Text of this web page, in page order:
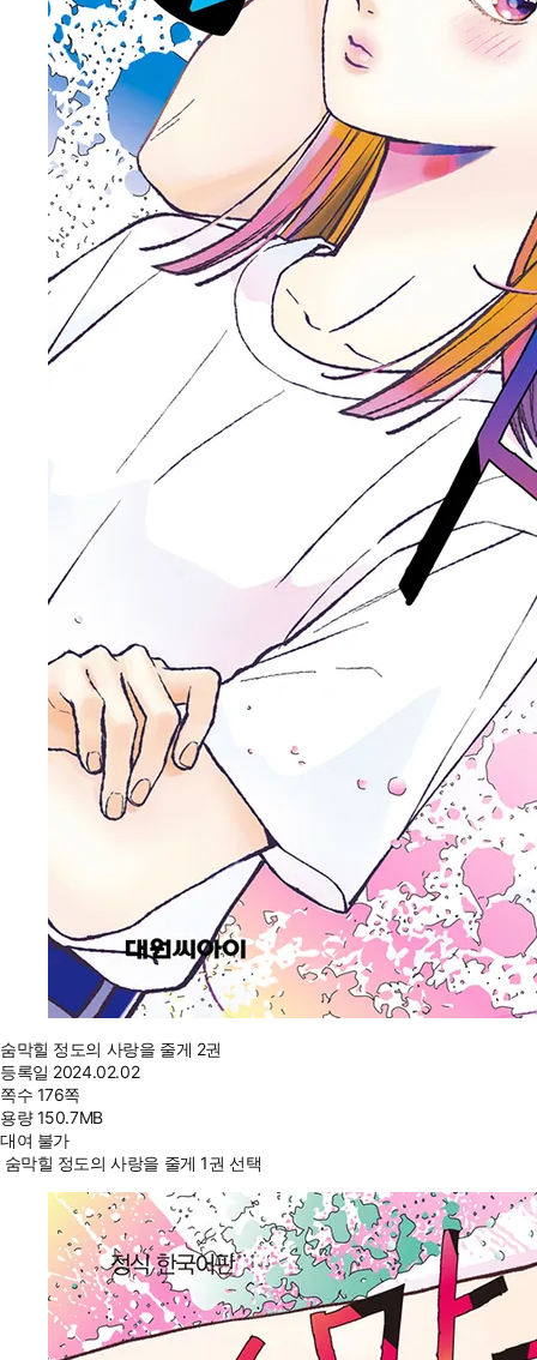
숨막힐 정도의 사랑을 줄게 2권
등록일 2024.02.02
쪽수 176쪽
용량150.7MB
대여 불가
숨막힐 정도의 사랑을 줄게 1권 선택